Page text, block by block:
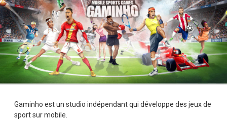
Gaminho est un studio indépendant qui développe des jeux de
sport sur mobile.